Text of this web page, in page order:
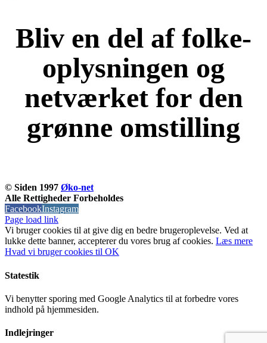
Bliv en del af folke-
oplysningen og
netværket for den
grønne omstilling
© Siden 1997 Øko-net
Alle Rettigheder Forbeholdes
FacebookInstagram
Page load link
Vi bruger cookies til at give dig en bedre brugeroplevelse. Ved at
lukke dette banner, accepterer du vores brug af ​​cookies. Læs mere
Hvad vi bruger cookies til OK
Statestik
Vi benytter sporing med Google Analytics til at forbedre vores
indhold på hjemmesiden.
Indlejringer